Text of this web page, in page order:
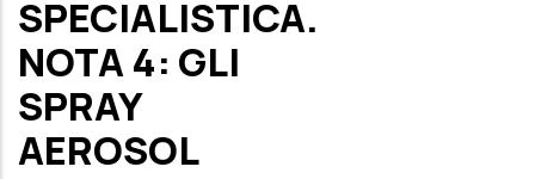
SPECIALISTICA.
NOTA 4: GLI
SPRAY
AEROSOL